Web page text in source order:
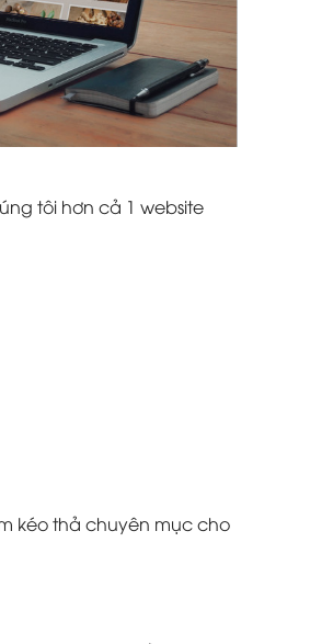
tôi hơn cả 1 website
kéo thả chuyên mục cho